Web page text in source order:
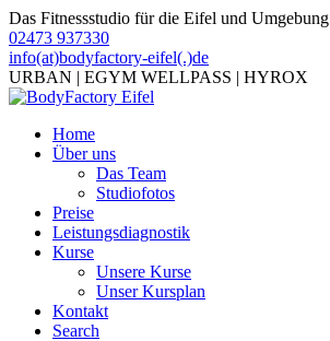
Das Fitnessstudio für die Eifel und Umgebung
02473 937330
info(at)bodyfactory-eifel(.)de
URBAN | EGYM WELLPASS | HYROX
Home
Über uns
Das Team
Studiofotos
Preise
Leistungsdiagnostik
Kurse
Unsere Kurse
Unser Kursplan
Kontakt
Search